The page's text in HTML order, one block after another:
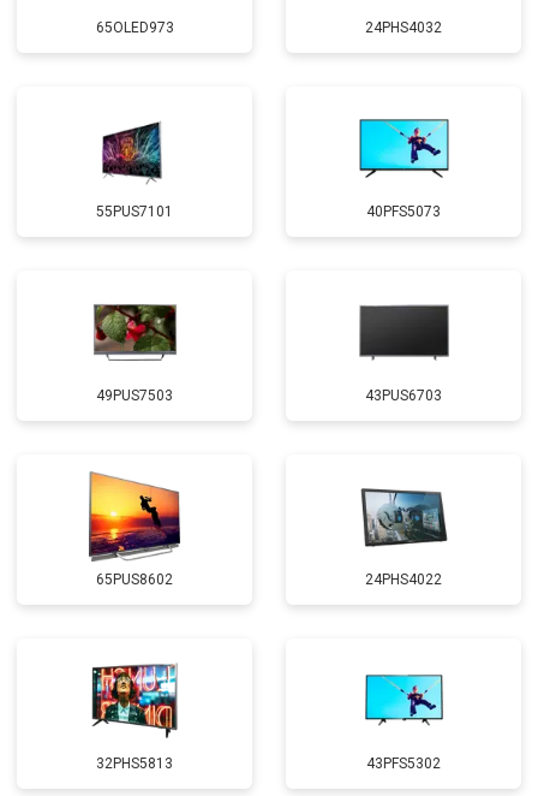
65OLED973 24PHS4032
55PUS7101 40PFS5073
49PUS7503 43PUS6703
65PUS8602 24PHS4022
32PHS5813 43PFS5302